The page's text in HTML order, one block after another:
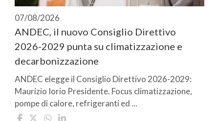
07/08/2026
ANDEC, il nuovo Consiglio Direttivo
2026-2029 punta su climatizzazione e
decarbonizzazione
ANDEC elegge il Consiglio Direttivo 2026-2029:
Maurizio Iorio Presidente. Focus climatizzazione,
pompe di calore, refrigeranti ed ...